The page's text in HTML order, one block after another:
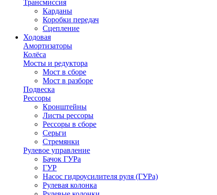
Трансмиссия
Карданы
Коробки передач
Сцепление
Ходовая
Амортизаторы
Колёса
Мосты и редуктора
Мост в сборе
Мост в разборе
Подвеска
Рессоры
Кронштейны
Листы рессоры
Рессоры в сборе
Серьги
Стремянки
Рулевое управление
Бачок ГУРа
ГУР
Насос гидроусилителя руля (ГУРа)
Рулевая колонка